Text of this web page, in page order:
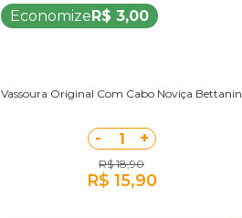
Economize R$ 3,00
Vassoura Original Com Cabo Noviça Bettanin
- 1 +
R$ 18,90
R$ 15,90